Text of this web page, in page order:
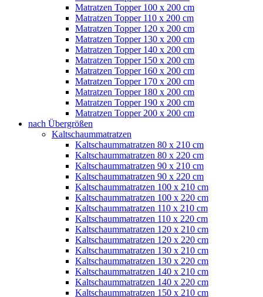
Matratzen Topper 100 x 200 cm
Matratzen Topper 110 x 200 cm
Matratzen Topper 120 x 200 cm
Matratzen Topper 130 x 200 cm
Matratzen Topper 140 x 200 cm
Matratzen Topper 150 x 200 cm
Matratzen Topper 160 x 200 cm
Matratzen Topper 170 x 200 cm
Matratzen Topper 180 x 200 cm
Matratzen Topper 190 x 200 cm
Matratzen Topper 200 x 200 cm
nach Übergrößen
Kaltschaummatratzen
Kaltschaummatratzen 80 x 210 cm
Kaltschaummatratzen 80 x 220 cm
Kaltschaummatratzen 90 x 210 cm
Kaltschaummatratzen 90 x 220 cm
Kaltschaummatratzen 100 x 210 cm
Kaltschaummatratzen 100 x 220 cm
Kaltschaummatratzen 110 x 210 cm
Kaltschaummatratzen 110 x 220 cm
Kaltschaummatratzen 120 x 210 cm
Kaltschaummatratzen 120 x 220 cm
Kaltschaummatratzen 130 x 210 cm
Kaltschaummatratzen 130 x 220 cm
Kaltschaummatratzen 140 x 210 cm
Kaltschaummatratzen 140 x 220 cm
Kaltschaummatratzen 150 x 210 cm